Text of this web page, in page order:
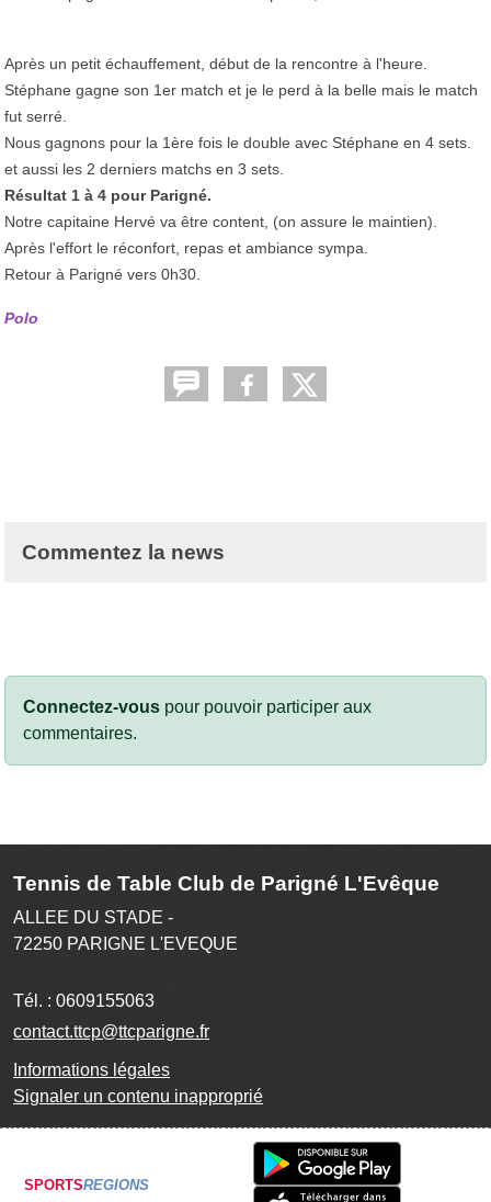
Après un petit échauffement, début de la rencontre à l'heure.
Stéphane gagne son 1er match et je le perd à la belle mais le match
fut serré.
Nous gagnons pour la 1ère fois le double avec Stéphane en 4 sets.
et aussi les 2 derniers matchs en 3 sets.
Résultat 1 à 4 pour Parigné.
Notre capitaine Hervé va être content, (on assure le maintien).
Après l'effort le réconfort, repas et ambiance sympa.
Retour à Parigné vers 0h30.
Polo
Commentez la news
Connectez-vous pour pouvoir participer aux
commentaires.
Tennis de Table Club de Parigné L'Evêque
ALLEE DU STADE -
72250 PARIGNE L'EVEQUE
Tél. : 0609155063
contact.ttcp@ttcparigne.fr
Informations légales
Signaler un contenu inapproprié
SPORTSREGIONS